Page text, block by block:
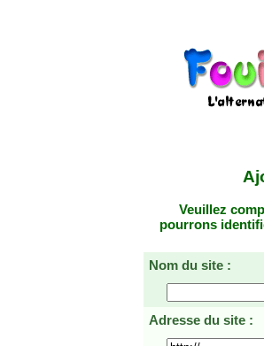
Veuillez
pourrons
Nom du site :
Adresse du site :